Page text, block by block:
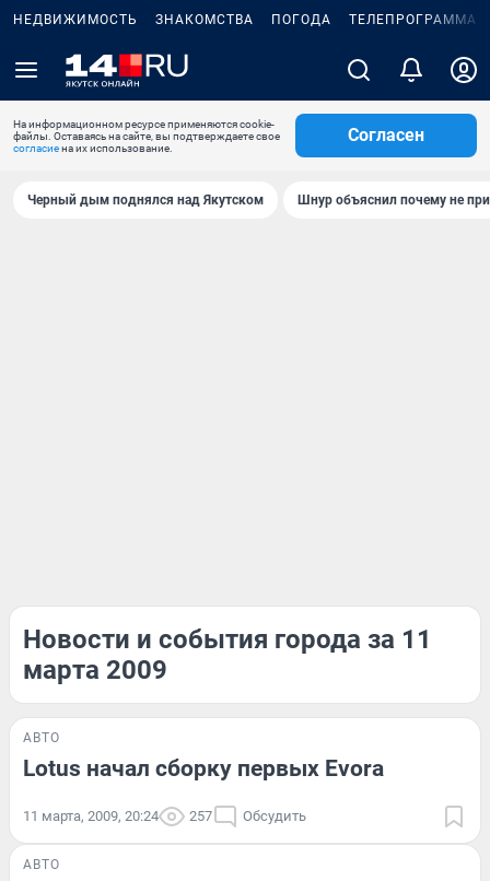
НЕДВИЖИМОСТЬ ЗНАКОМСТВА ПОГОДА ТЕЛЕПРОГРАММА
На информационном ресурсе применяются cookie-
файлы. Оставаясь на сайте, вы подтверждаете свое
согласиена их использование.
Согласен
Черный дым поднялся над Якутском Шнур объяснил почему не
Новости и события города за 11
марта 2009
АВТО
Lotus начал сборку первых Evora
11 марта, 2009, 20:24 257 Обсудить
АВТО